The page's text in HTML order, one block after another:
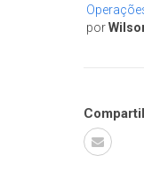
por